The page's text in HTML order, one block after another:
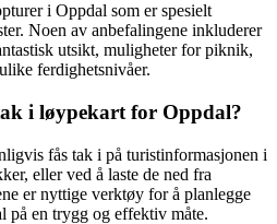
i Oppdal som er spesielt
Noen av anbefalingene inkluderer
utsikt, muligheter for piknik,
ferdighetsnivåer.
i løypekart for Oppdal?
fås tak i på turistinformasjonen i
eller ved å laste de ned fra
er nyttige verktøy for å planlegge
på en trygg og effektiv måte.